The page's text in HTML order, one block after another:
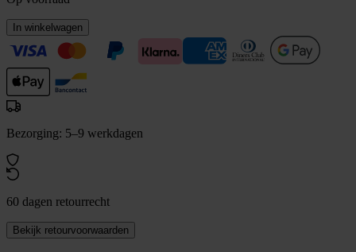
In winkelwagen
Bezorging: 5–9 werkdagen
60 dagen retourrecht
Bekijk retourvoorwaarden